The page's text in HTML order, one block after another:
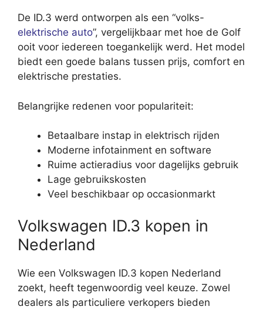
De ID.3 werd ontworpen als een “volks-
elektrische auto”, vergelijkbaar met hoe de Golf
ooit voor iedereen toegankelijk werd. Het model
biedt een goede balans tussen prijs, comfort en
elektrische prestaties.
Belangrijke redenen voor populariteit:
Betaalbare instap in elektrisch rijden
Moderne infotainment en software
Ruime actieradius voor dagelijks gebruik
Lage gebruikskosten
Veel beschikbaar op occasionmarkt
Volkswagen ID.3 kopen in
Nederland
Wie een Volkswagen ID.3 kopen Nederland
zoekt, heeft tegenwoordig veel keuze. Zowel
dealers als particuliere verkopers bieden